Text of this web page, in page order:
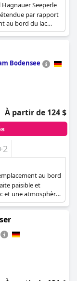
Seeperle
par rapport
au bord du lac
attrayant
Bodensee
À partir de 124 $
au bord
paisible et
et une atmosphère
quête de détente.